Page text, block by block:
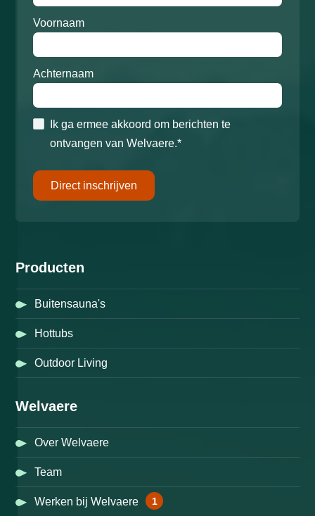
Voornaam
Achternaam
Ik ga ermee akkoord om berichten te
ontvangen van Welvaere.*
Producten
Buitensauna's
Hottubs
Outdoor Living
Welvaere
Over Welvaere
Team
Werken bij Welvaere 1